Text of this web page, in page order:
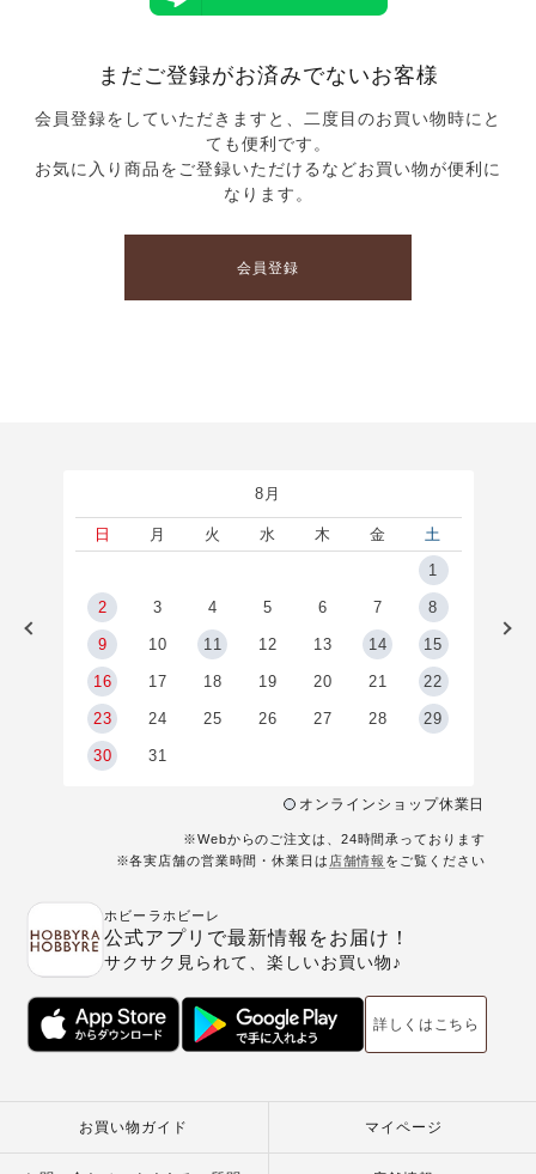
まだご登録がお済みでないお客様
会員登録をしていただきますと、二度目のお買い物時にと
ても便利です。
お気に入り商品をご登録いただけるなどお買い物が便利に
なります。
会員登録
8月
日 月 火 水 木 金
土
1
2 3 4 5 6 7 8
9 10 11 12 13 14 15
16 17 18 19 20 21 22
23 24 25 26 27 28 29
30 31
オンラインショップ休業日
※Webからのご注文は、24時間承っております
※各実店舗の営業時間・休業日は 店舗情報 をご覧ください
ホビーラホビーレ
公式アプリで最新情報をお届け！
サクサク見られて、楽しいお買い物♪
詳しくはこちら
お買い物ガイド マイページ